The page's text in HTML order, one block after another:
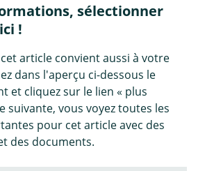
sélectionner
!
article convient aussi à votre
dans l'aperçu ci-dessous le
et cliquez sur le lien « plus
suivante, vous voyez toutes les
pour cet article avec des
des documents.